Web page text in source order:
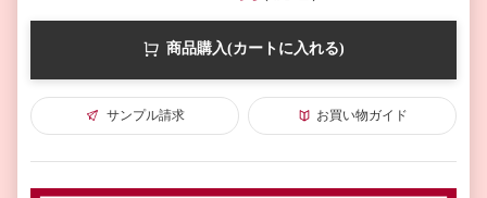
商品購入(カートに入れる)
サンプル請求 お買い物ガイド